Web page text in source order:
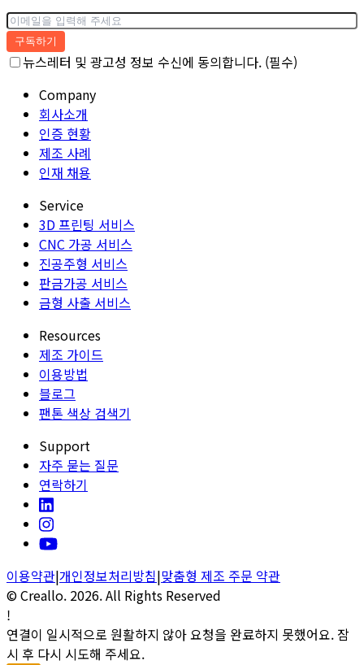
구독하기
뉴스레터 및 광고성 정보 수신에 동의합니다. (필수)
Company
회사소개
인증 현황
제조 사례
인재 채용
Service
3D 프린팅 서비스
CNC 가공 서비스
진공주형 서비스
판금가공 서비스
금형 사출 서비스
Resources
제조 가이드
이용방법
블로그
팬톤 색상 검색기
Support
자주 묻는 질문
연락하기
이용약관|개인정보처리방침|맞춤형 제조 주문 약관
© Creallo. 2026. All Rights Reserved
!
연결이 일시적으로 원활하지 않아 요청을 완료하지 못했어요. 잠
시 후 다시 시도해 주세요.